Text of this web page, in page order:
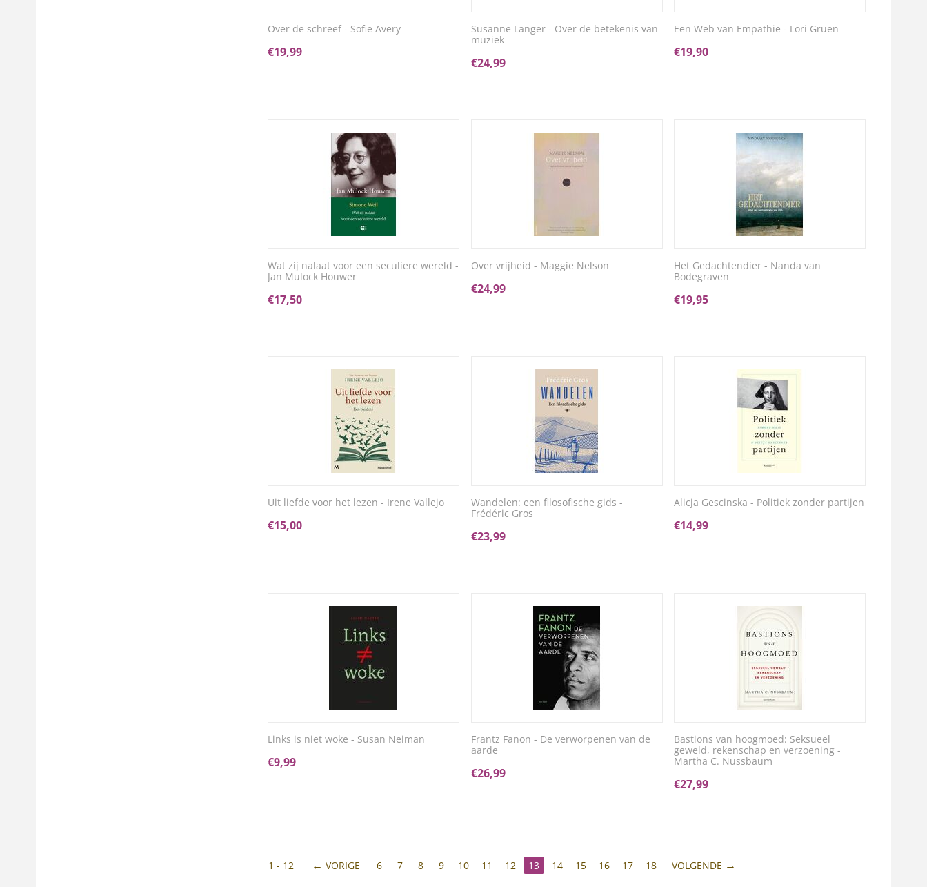
Over de schreef - Sofie Avery
€19,99
Susanne Langer - Over de betekenis van
muziek
€24,99
Een Web van Empathie - Lori Gruen
€19,90
Wat zij nalaat voor een seculiere wereld -
Jan Mulock Houwer
€17,50
Over vrijheid - Maggie Nelson
€24,99
Het Gedachtendier - Nanda van
Bodegraven
€19,95
Uit liefde voor het lezen - Irene Vallejo
€15,00
Wandelen: een filosofische gids -
Frédéric Gros
€23,99
Alicja Gescinska - Politiek zonder partijen
€14,99
Links is niet woke - Susan Neiman
€9,99
Frantz Fanon - De verworpenen van de
aarde
€26,99
Bastions van hoogmoed: Seksueel
geweld, rekenschap en verzoening -
Martha C. Nussbaum
€27,99
1 - 12 VORIGE 6 7 8 9 10 11 12 13 14 15 16 17 18 VOLGENDE